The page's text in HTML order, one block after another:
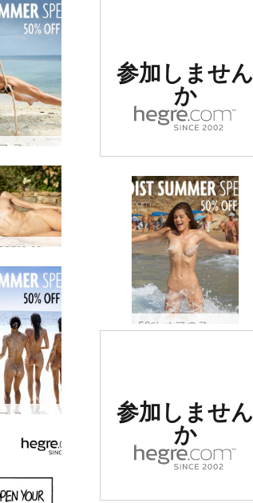
50% オフ ヌーディスト サマー セール: リズム オブ ブリス
世界でナンバー
1の評価を受け
たエロサイト
参加しません
か
新しい hegre.com モデルのフランシー
50% オフ ヌーディスト サマー セール: 裸は自由
世界でナンバー
1の評価を受け
たエロサイト
参加しません
か